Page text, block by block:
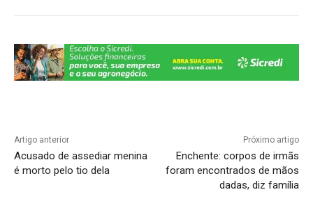
k
Artigo anterior
Acusado de assediar menina
é morto pelo tio dela
Próximo artigo
Enchente: corpos de irmãs
foram encontrados de mãos
dadas, diz família